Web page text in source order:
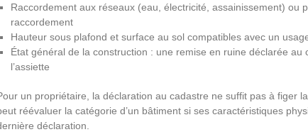
Raccordement aux réseaux (eau, électricité, assainissement) ou
raccordement
Hauteur sous plafond et surface au sol compatibles avec un
État général de la construction : une remise en ruine déclarée au
l’assiette
un propriétaire, la déclaration au cadastre ne suffit pas à figer
réévaluer la catégorie d’un bâtiment si ses caractéristiques
déclaration.